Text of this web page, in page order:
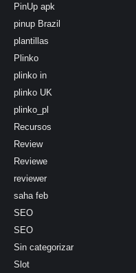
PinUp apk
pinup Brazil
plantillas
Plinko
plinko in
plinko UK
plinko_pl
Recursos
Review
Reviewe
reviewer
saha feb
SEO
SEO
Sin categorizar
Slot